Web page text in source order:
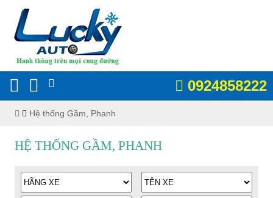
0924858222
Hệ thống Gầm, Phanh
HỆ THỐNG GẦM, PHANH